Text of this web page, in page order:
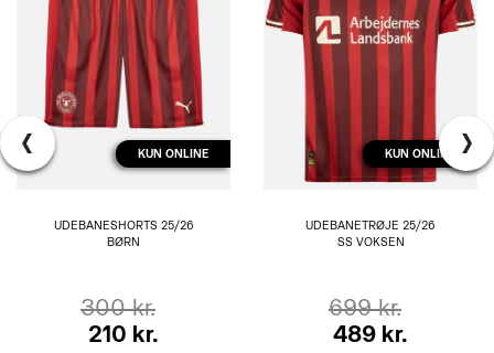
KUN ONLINE
UDEBANESHORTS 25/26
BØRN
300 kr.
210 kr.
KUN ONLINE
UDEBANETRØJE 25/26
SS VOKSEN
699 kr.
489 kr.
‹ ›